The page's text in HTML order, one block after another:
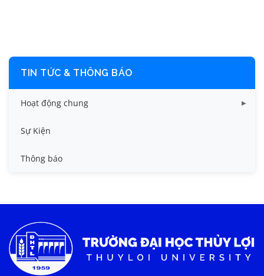
TIN TỨC & THÔNG BÁO
Hoạt động chung
Tin công tác sinh viên
Tin đào tạo
Tin tức chung
Sự Kiện
Thông báo